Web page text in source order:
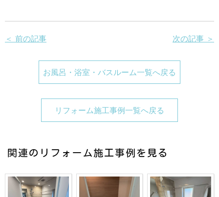
＜ 前の記事 次の記事 ＞
お風呂・浴室・バスルーム一覧へ戻る
リフォーム施工事例一覧へ戻る
関連のリフォーム施工事例を見る